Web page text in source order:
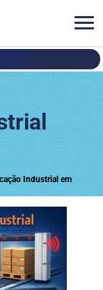
Industrial em